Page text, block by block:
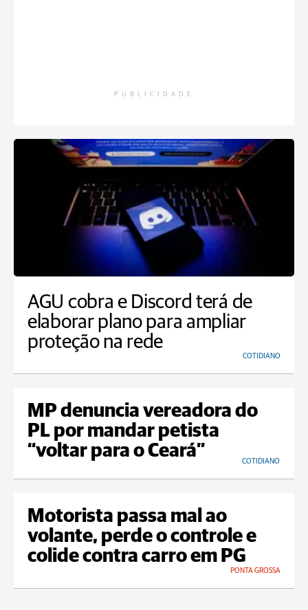
PUBLICIDADE
AGU cobra e Discord terá de
elaborar plano para ampliar
proteção na rede
COTIDIANO
MP denuncia vereadora do
PL por mandar petista
“voltar para o Ceará”
COTIDIANO
Motorista passa mal ao
volante, perde o controle e
colide contra carro em PG
PONTA GROSSA